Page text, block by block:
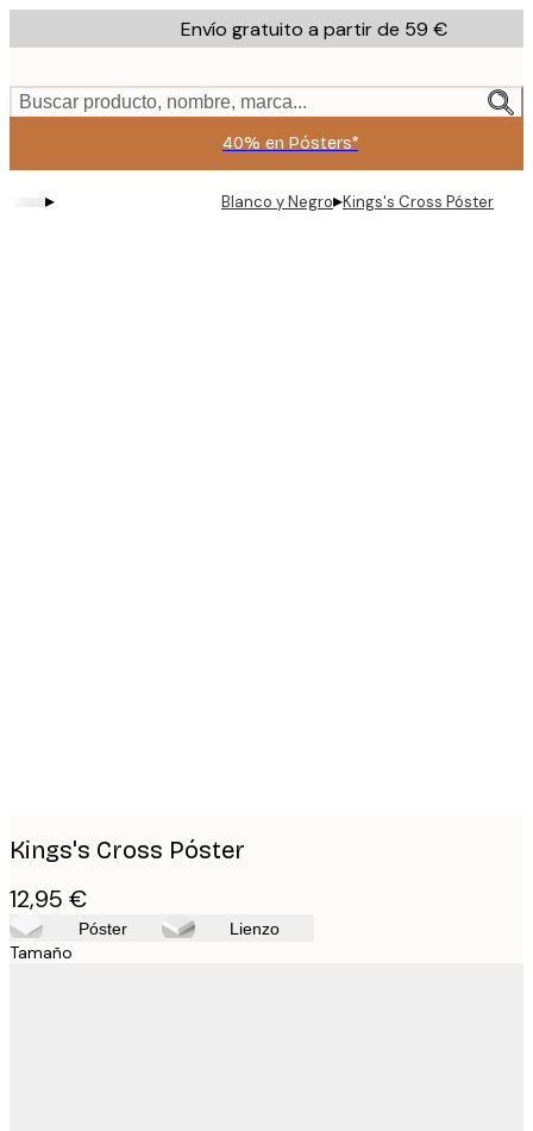
to
content.
Envío gratuito a partir de 59 €
Buscar producto, nombre, marca...
40% en Pósters*
▸ Blanco y Negro▸Kings's Cross Póster
Kings's Cross Póster
12,95 €
Póster Lienzo
Tamaño